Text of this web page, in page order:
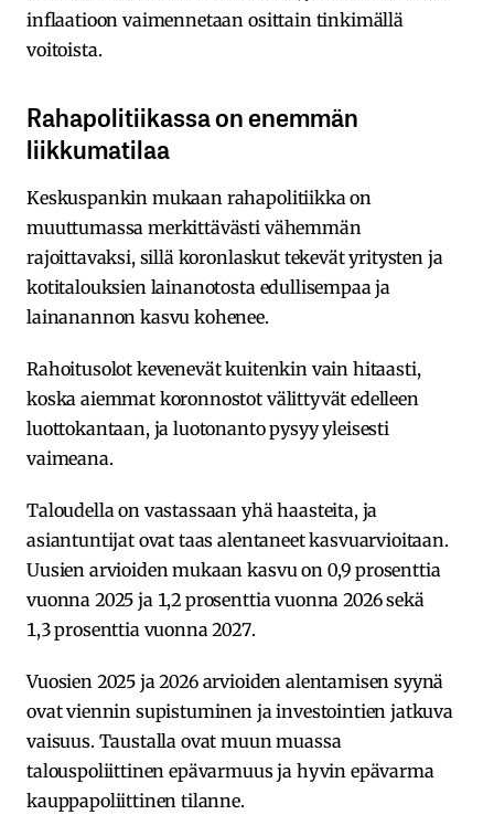
inflaatioon vaimennetaan osittain tinkimällä
voitoista.
Rahapolitiikassa on enemmän
liikkumatilaa
Keskuspankin mukaan rahapolitiikka on
muuttumassa merkittävästi vähemmän
rajoittavaksi, sillä koronlaskut tekevät yritysten ja
kotitalouksien lainanotosta edullisempaa ja
lainanannon kasvu kohenee.
Rahoitusolot kevenevät kuitenkin vain hitaasti,
koska aiemmat koronnostot välittyvät edelleen
luottokantaan, ja luotonanto pysyy yleisesti
vaimeana.
Taloudella on vastassaan yhä haasteita, ja
asiantuntijat ovat taas alentaneet kasvuarvioitaan.
Uusien arvioiden mukaan kasvu on 0,9 prosenttia
vuonna 2025 ja 1,2 prosenttia vuonna 2026 sekä
1,3 prosenttia vuonna 2027.
Vuosien 2025 ja 2026 arvioiden alentamisen syynä
ovat viennin supistuminen ja investointien jatkuva
vaisuus. Taustalla ovat muun muassa
talouspoliittinen epävarmuus ja hyvin epävarma
kauppapoliittinen tilanne.